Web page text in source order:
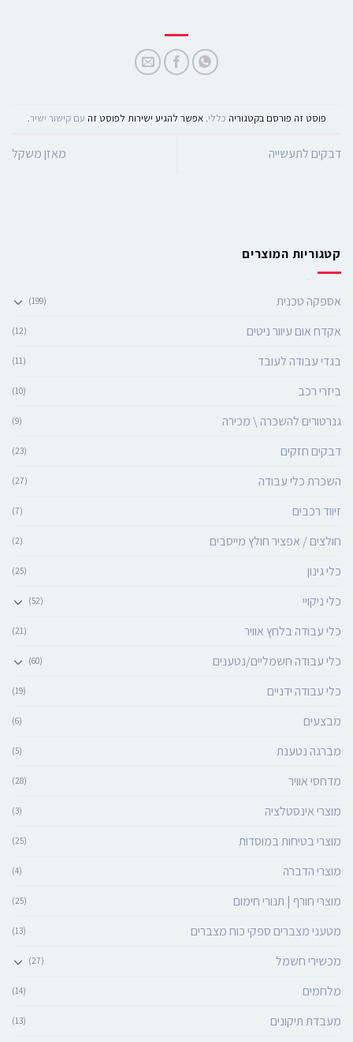
פוסט זה פורסם בקטגוריה כללי. אפשר להגיע ישירות לפוסט זה עם קישור ישיר.
דבקים לתעשייה מאזן משקל
קטגוריות המוצרים
אספקה טכנית (199)
אקדח אום עיוור ניטים (12)
בגדי עבודה לעובד (11)
ביזרי רכב (10)
גנרטורים להשכרה \ מכירה (9)
דבקים חזקים (23)
השכרת כלי עבודה (27)
זיווד רכבים (7)
חולצים / אפציר חולץ מייסבים (2)
כלי גינון (25)
כלי ניקויי (52)
כלי עבודה בלחץ אוויר (21)
כלי עבודה חשמליים/נטענים (60)
כלי עבודה ידניים (19)
מבצעים (6)
מברגה נטענת (5)
מדחסי אוויר (28)
מוצרי אינסטלציה (3)
מוצרי בטיחות במוסדות (25)
מוצרי הדברה (4)
מוצרי חורף | תנורי חימום (25)
מטעני מצברים ספקי כוח מצברים (13)
מכשירי חשמל (27)
מלחמים (14)
מעבדת תיקונים (13)